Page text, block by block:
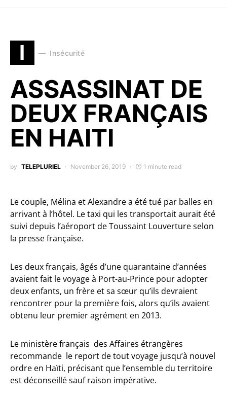
I Insécurité
ASSASSINAT DE
DEUX FRANÇAIS
EN HAITI
by TELEPLURIEL November 26, 2019 1 minute read
Le couple, Mélina et Alexandre a été tué par balles en
arrivant à l’hôtel. Le taxi qui les transportait aurait été
suivi depuis l’aéroport de Toussaint Louverture selon
la presse française.
Les deux français, âgés d’une quarantaine d’années
avaient fait le voyage à Port-au-Prince pour adopter
deux enfants, un frère et sa sœur qu’ils devraient
rencontrer pour la première fois, alors qu’ils avaient
obtenu leur premier agrément en 2013.
Le ministère français des Affaires étrangères
recommande le report de tout voyage jusqu’à nouvel
ordre en Haïti, précisant que l’ensemble du territoire
est déconseillé sauf raison impérative.